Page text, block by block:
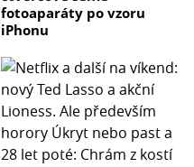
fotoaparáty po vzoru
iPhonu